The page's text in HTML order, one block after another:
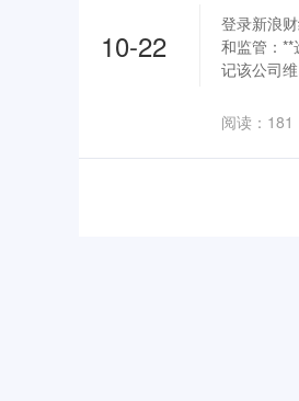
10-22
登录新浪
和监管：
记该公司
阅读： 181